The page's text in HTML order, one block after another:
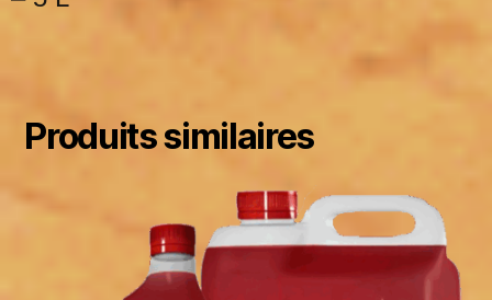
Produits similaires